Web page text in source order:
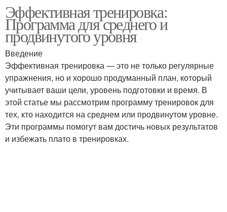
Уровень от программы
среднего или
Программы для
среднего и
Обучения на программе
Эффективная тренировка:
Программа для среднего и
продвинутого уровня
Введение
Эффективная тренировка — это не только регулярные
упражнения, но и хорошо продуманный план, который
учитывает ваши цели, уровень подготовки и время. В
этой статье мы рассмотрим программу тренировок для
тех, кто находится на среднем или продвинутом уровне.
Эти программы помогут вам достичь новых результатов
и избежать плато в тренировках.